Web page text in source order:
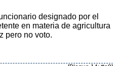
designado por el
en materia de agricultura
pero no voto.